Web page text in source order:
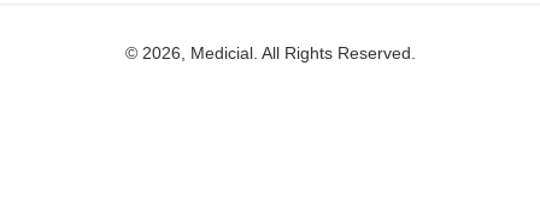
© 2026, Medicial. All Rights Reserved.